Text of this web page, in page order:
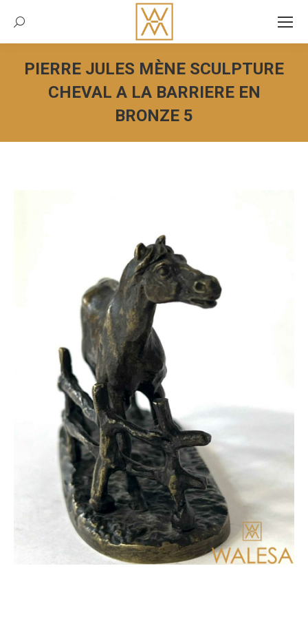
Recherche:
PIERRE JULES MÈNE SCULPTURE
CHEVAL A LA BARRIERE EN
BRONZE 5
Vous êtes ici :